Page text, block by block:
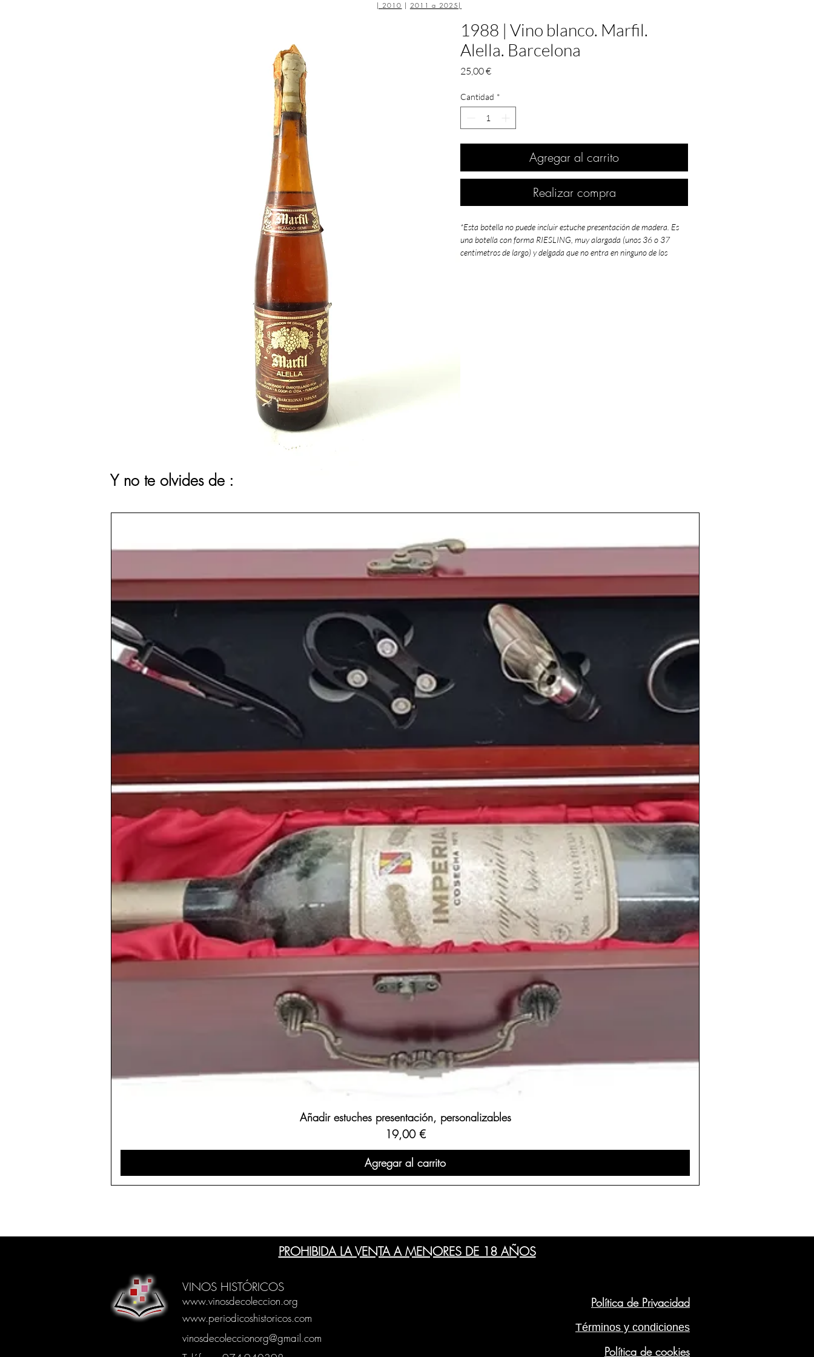
| 2010 | 2011 a 2025 |
1988 | Vino blanco. Marfil.
Alella. Barcelona
25,00 €Precio
Cantidad *
Agregar al carrito
Realizar compra
*Esta botella no puede incluir estuche presentación de madera. Es
una botella con forma RIESLING, muy alargada (unos 36 o 37
centimetros de largo) y delgada que no entra en ninguno de los
ya sus frutos y el país ya estaba bañado por cantidad de
vinicultura moderna
enValbuena de Duero,hoy un referente mas la D.O Ribera
del Duero, pero si por algo vamos a recordar los españoles
año 1988es por la paralización que sufrió el país con la
huelga generalcontra las políticas económicas de
Gonzálezcomo la reforma laboral y el plan de empleo juvenil
que instauraba los que se conocieron como "contratos basura"
En total ocho millones de trabajadores y más de tres millones
de estudiantes no acudieron a sus tareas para manifestarse y
expresar su descontento con el gobierno.
Nuestra reciente entrada en la Unión Europea seguia
igualarnos con otros países europeos, en 1988se prohibia el
tabaco en colegios, hospitales y en los transportes colectivos.
En el panorama literario podemos recordar el Premio Nadal de
Juan Pedro Aparicio
gracias a su novelaLos límites del paraíso , de temática urbana
y ambientada en su ciudad natal León.
Y en el deporte rey de nuestro país, el Real Madridganaba su
tercera liga consecutiva
, mientras que el equipo neerlandés
PSV Eindhoven
ganada por primera y única vez la
venciendo al Benfica en los penaltis.
Buenos años para la música donde triunfaban bandas de
heavy comoHalloween Metálic a e Iron Maiden
, los cuales
dieron un concierto aquel1988en Pamplona.
En la radio se escuchaban cantantes comoVíctor Manuel,
Joe Cocker ,Tino CasaloJulio Iglesiasy grupos como
El último de la Fila
Como la cabeza al sombrero
es el año de nacimiento
la estrella de la NBA
Kevin Durant
Agüero
, la cantante
Stone, la cantante pop
Lewandowskio la actriz españolaAna de Armas.
En nuestra tiendas puedes encontrar una amplia selección de
regiones ybodegas
Y no te olvides de :
Añadir estuches presentación, personalizables
Precio
19,00 €
Agregar al carrito
PROHIBIDA LA VENTA A MENORES DE 18 AÑOS
VINOS HISTÓRICOS
www.vinosdecoleccion.org
www.periodicoshistoricos.com
vinosdecoleccionorg@gmail.com
Política de Privacidad
Términos y condiciones
Política de cookies